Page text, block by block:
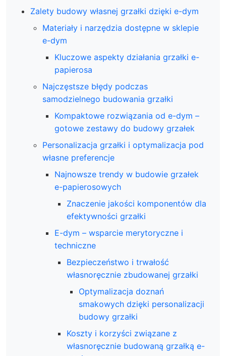
Zalety budowy własnej grzałki dzięki e-dym
Materiały i narzędzia dostępne w sklepie
e-dym
Kluczowe aspekty działania grzałki e-
papierosa
Najczęstsze błędy podczas
samodzielnego budowania grzałki
Kompaktowe rozwiązania od e-dym –
gotowe zestawy do budowy grzałek
Personalizacja grzałki i optymalizacja pod
własne preferencje
Najnowsze trendy w budowie grzałek
e-papierosowych
Znaczenie jakości komponentów dla
efektywności grzałki
E-dym – wsparcie merytoryczne i
techniczne
Bezpieczeństwo i trwałość
własnoręcznie zbudowanej grzałki
Optymalizacja doznań
smakowych dzięki personalizacji
budowy grzałki
Koszty i korzyści związane z
własnoręcznie budowaną grzałką e-